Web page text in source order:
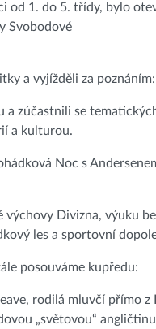
od 1. do 5. třídy, bylo
Svobodové
a vyjížděli za poznáním:
zúčastnili se
a kulturou.
Noc s
Divizna, výuku
les a sportovní
posouváme kupředu:
rodilá mluvčí přímo z
„světovou“